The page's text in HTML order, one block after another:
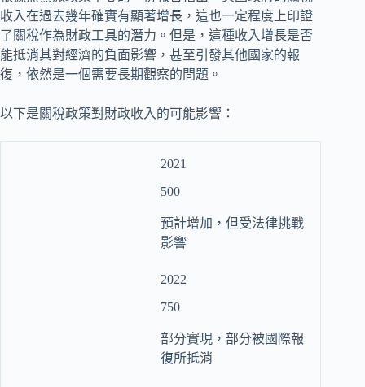
收入在過去幾年確實有顯著增長，這也一定程度上印證
了關稅作為財政工具的潛力。但是，這種收入增長是否
能抵消其對經濟的負面影響，甚至引發其他國家的報
復，依然是一個需要長期觀察的問題。
以下是關稅政策對財政收入的可能影響：
2021
500
預計增加，但受法律挑戰
影響
2022
750
部分實現，部分被國際報
復所抵消